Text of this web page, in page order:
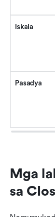
Iskala
Pasadya
Mga
sa